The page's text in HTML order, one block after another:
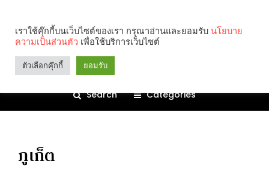
Search Categories
ภูเก็ต
เราใช้คุ๊กกี้บนเว็บไซต์ของเรา กรุณาอ่านและยอมรับ นโยบาย
ความเป็นส่วนตัว เพื่อใช้บริการเว็บไซต์
ตัวเลือกคุ๊กกี้ ยอมรับ